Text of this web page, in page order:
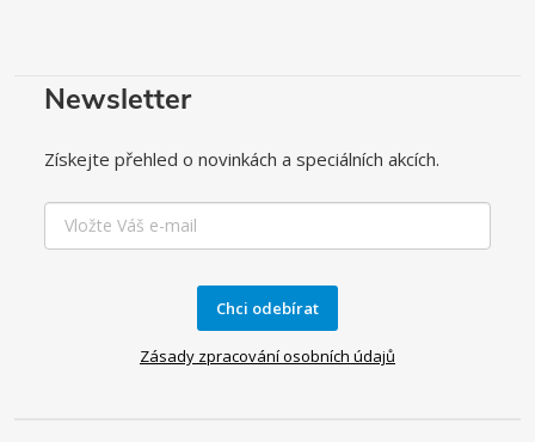
Newsletter
Získejte přehled o novinkách a speciálních akcích.
Chci odebírat
Zásady zpracování osobních údajů